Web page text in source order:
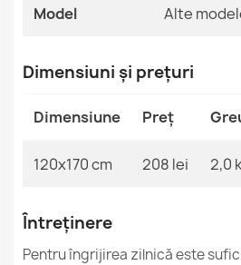
121,90 lej
269,90 lej
MPN
Model Alte
Dimensiuni și prețuri
Dimensiune Preț
120x170 cm 208 lei 2,0
Întreținere
Pentru îngrijirea zilnică este